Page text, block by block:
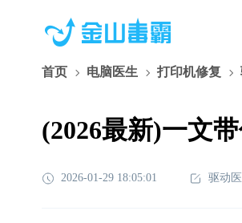
首页 电脑医生 打印机修复
(2026最新)一文
2026-01-29 18:05:01 驱动